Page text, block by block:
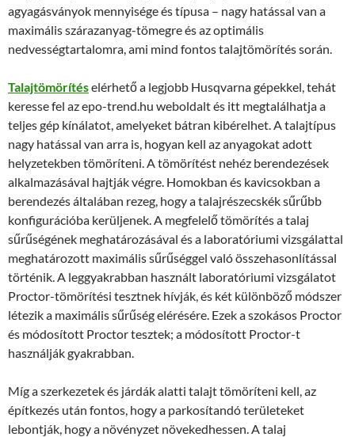
agyagásványok mennyisége és típusa – nagy hatással van a
maximális szárazanyag-tömegre és az optimális
nedvességtartalomra, ami mind fontos talajtömörítés során.
Talajtömörítéselérhető a legjobb Husqvarna gépekkel, tehát
keresse fel az epo-trend.hu weboldalt és itt megtalálhatja a
teljes gép kínálatot, amelyeket bátran kibérelhet. A talajtípus
nagy hatással van arra is, hogyan kell az anyagokat adott
helyzetekben tömöríteni. A tömörítést nehéz berendezések
alkalmazásával hajtják végre. Homokban és kavicsokban a
berendezés általában rezeg, hogy a talajrészecskék sűrűbb
konfigurációba kerüljenek. A megfelelő tömörítés a talaj
sűrűségének meghatározásával és a laboratóriumi vizsgálattal
meghatározott maximális sűrűséggel való összehasonlítással
történik. A leggyakrabban használt laboratóriumi vizsgálatot
Proctor-tömörítési tesztnek hívják, és két különböző módszer
létezik a maximális sűrűség elérésére. Ezek a szokásos Proctor
és módosított Proctor tesztek; a módosított Proctor-t
használják gyakrabban.
Míg a szerkezetek és járdák alatti talajt tömöríteni kell, az
építkezés után fontos, hogy a parkosítandó területeket
lebontják, hogy a növényzet növekedhessen. A talaj